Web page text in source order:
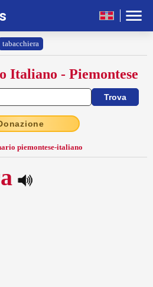
tabacchiera
Italiano - Piemontese
piemontese-italiano